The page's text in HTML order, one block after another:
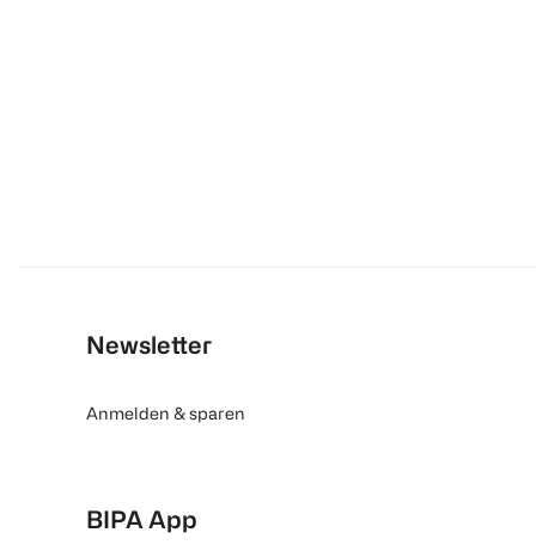
Newsletter
Anmelden & sparen
BIPA App